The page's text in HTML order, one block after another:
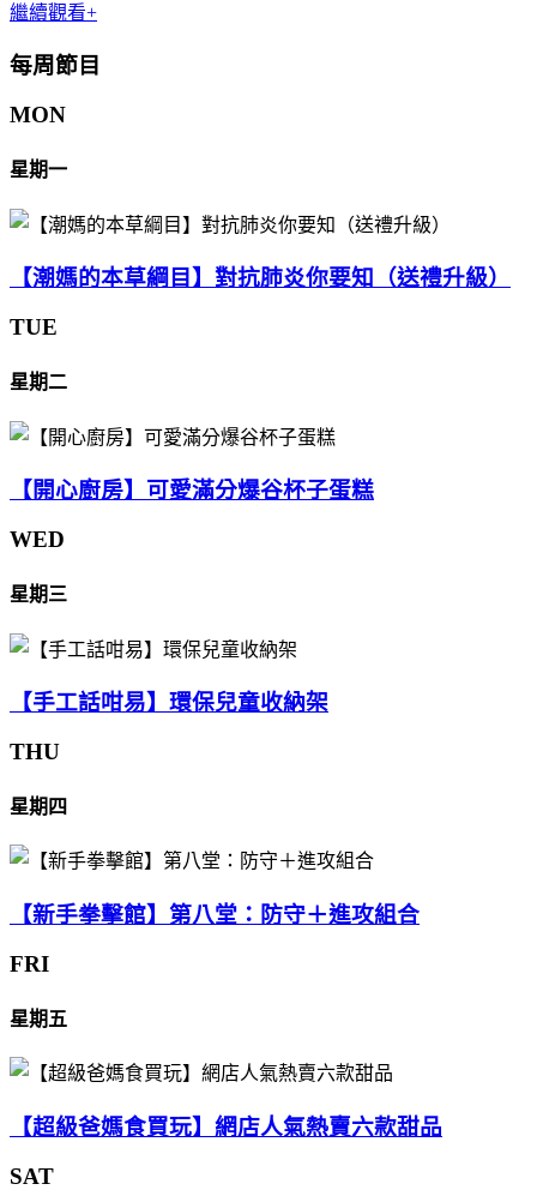
繼續觀看+
每周節目
MON
星期一
【潮媽的本草綱目】對抗肺炎你要知（送禮升級）
TUE
星期二
【開心廚房】可愛滿分爆谷杯子蛋糕
WED
星期三
【手工話咁易】環保兒童收納架
THU
星期四
【新手拳擊館】第八堂：防守＋進攻組合
FRI
星期五
【超級爸媽食買玩】網店人氣熱賣六款甜品
SAT